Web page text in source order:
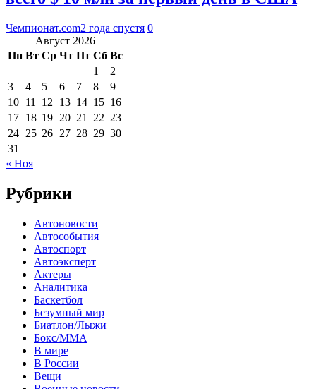
Чемпионат.com2 года спустя 0
Август 2026
Пн Вт Ср Чт Пт Сб Вс
1
2
3
4 5 6 7 8
9
10 11 12 13 14 15 16
17 18 19 20 21 22 23
24 25 26 27 28 29 30
31
« Ноя
Рубрики
Автоновости
Автособытия
Автоспорт
Автоэксперт
Актеры
Аналитика
Баскетбол
Безумный мир
Биатлон/Лыжи
Бокс/MMA
В мире
В России
Вещи